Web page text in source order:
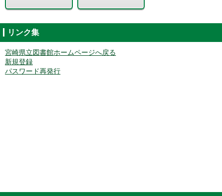
リンク集
宮崎県立図書館ホームページへ戻る
新規登録
パスワード再発行